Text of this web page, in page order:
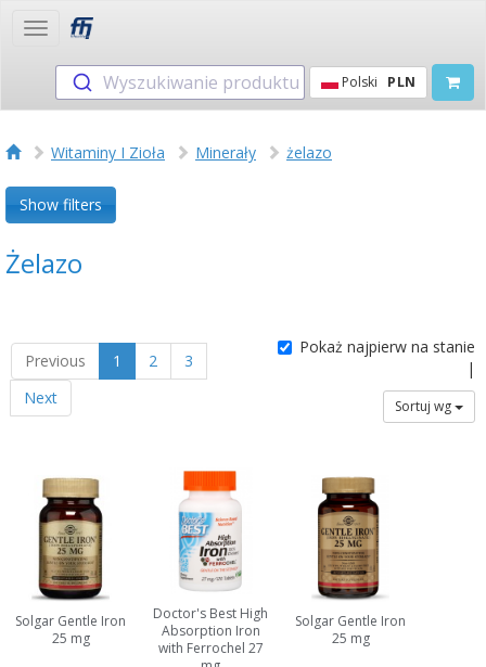
Toggle
Wyszukiwanie produktu Polski PLN
Witaminy I Zioła Minerały żelazo
Show filters
Żelazo
Previous 1 2
3
Next
Pokaż najpierw na stanie
|
Sortuj wg
Solgar Gentle Iron
25 mg
Doctor's Best High
Absorption Iron
with Ferrochel 27
Solgar Gentle Iron
25 mg